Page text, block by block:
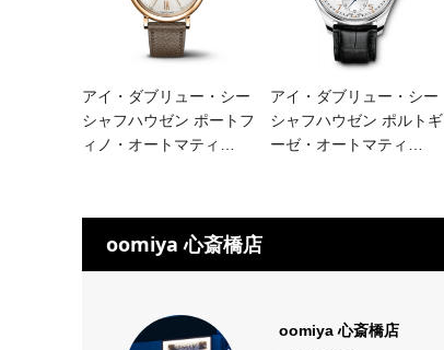
アイ・ダブリュー・シー
シャフハウゼン ポートフ
ィノ・オートマティ
アイ・ダブリュー・シー
シャフハウゼン ポルトギ
ーゼ・​オートマティ
oomiya 心斎橋店
oomiya 心斎橋店